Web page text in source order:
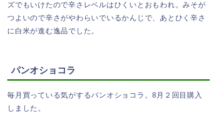
ズでもいけたので辛さレベルはひくいとおもわれ。みそが
つよいので辛さがやわらいでいるかんじで、あとひく辛さ
に白米が進む逸品でした。
パンオショコラ
毎月買っている気がするパンオショコラ。8月２回目購入
しました。